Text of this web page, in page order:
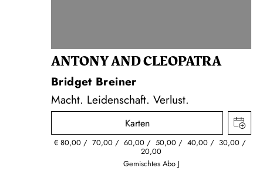
ANTONY AND CLEOPATRA
Bridget Breiner
Macht. Leidenschaft. Verlust.
Karten
€ 80,00 70,00 60,00 50,00 40,00 30,00
20,00
Gemischtes Abo J